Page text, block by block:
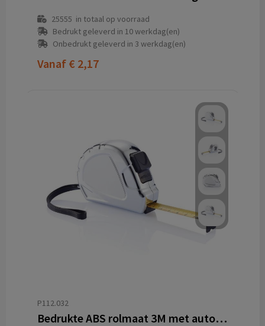
25555 in totaal op voorraad
Bedrukt geleverd in 10 werkdag(en)
Onbedrukt geleverd in 3 werkdag(en)
Vanaf € 2,17
P112.032
Bedrukte ABS rolmaat 3M met automatische stop